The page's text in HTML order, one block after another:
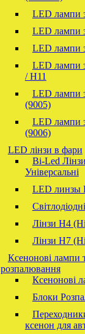
LED лампи
LED лампи
LED лампи
LED лампи
/ H11
LED лампи
(9005)
LED лампи
(9006)
LED лінзи в фари
Bi-Led
Універсальні
LED линзы
Лінзи Н4
Лінзи Н7
Ксенонові лампи
розпалювання
Ксенонові
Блоки
ксенон для